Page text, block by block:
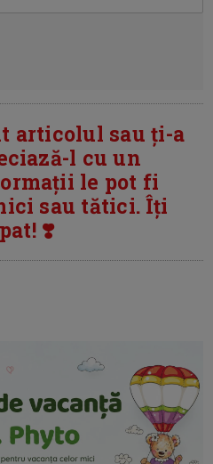
articolul sau ți-a
l cu un
le pot fi
sau tătici. Îți
❣️